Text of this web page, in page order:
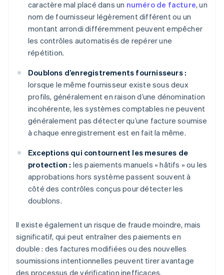
caractère mal placé dans un numéro de facture, un
nom de fournisseur légèrement différent ou un
montant arrondi différemment peuvent empêcher
les contrôles automatisés de repérer une
répétition.
Doublons d’enregistrements fournisseurs :
lorsque le même fournisseur existe sous deux
profils, généralement en raison d’une dénomination
incohérente, les systèmes comptables ne peuvent
généralement pas détecter qu’une facture soumise
à chaque enregistrement est en fait la même.
Exceptions qui contournent les mesures de
protection : les paiements manuels « hâtifs » ou les
approbations hors système passent souvent à
côté des contrôles conçus pour détecter les
doublons.
Il existe également un risque de fraude moindre, mais
significatif, qui peut entraîner des paiements en
double : des factures modifiées ou des nouvelles
soumissions intentionnelles peuvent tirer avantage
des processus de vérification inefficaces.